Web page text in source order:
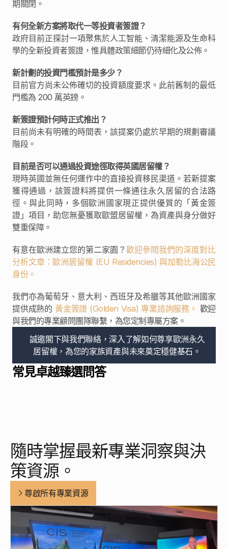
期關閉。
有何全新方案將取代一等投資者簽證？
政府目前正探討一項聚焦於人工智能、清潔能源及生命科
學的全新投資者簽證，惟具體政策細節仍待細化及公佈。
新計劃的投資門檻預計是多少？
目前官方尚未公佈確切的投資額度要求。此前舊制的最低
門檻為 200 萬英鎊。
新簽證預計何時正式推出？
目前尚未有明確的時間表，該提案仍處於早期的規劃審議
階段。
目前是否可以通過投資途徑取得英國居留權？
現時英國並無任何運作中的直接投資移民渠道。若新提案
獲得通過，該簽證料將提供一條通往永久居留的合法路
徑。與此同時，多個歐洲國家現正提供優質的「黃金簽
證」項目，助您無憂獲取歐盟居留權，為資產與身分做好
雙重保障。
有意在歐洲建立您的第二家園？歡迎參閱我們的深度對比
分析文章：歐洲居留權 (EU Residencies) 與加勒比海公民
身份。
我們亦為葡萄牙、意大利、西班牙及希臘等其他歐洲國家
提供成熟的 黃金簽證 (Golden Visa) 專業諮詢服務。 歡迎
與我們的專業顧問團隊聯繫，為您定制專屬方案。
誠邀閣下與我們聯絡，深入了解如何尊享歐洲永久
居留權，為您的家族資產與未來奠定穩健基石。
常見卓越臻選問答
隨時掌握最新專業洞察與決
策資源。
尊啟所有專業資源